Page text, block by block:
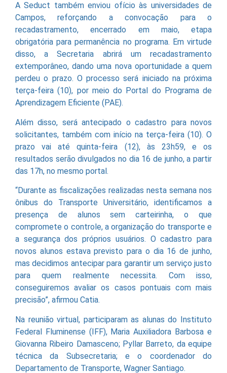
A Seduct também enviou ofício às universidades de
Campos, reforçando a convocação para o
recadastramento, encerrado em maio, etapa
obrigatória para permanência no programa. Em virtude
disso, a Secretaria abrirá um recadastramento
extemporâneo, dando uma nova oportunidade a quem
perdeu o prazo. O processo será iniciado na próxima
terça-feira (10), por meio do Portal do Programa de
Aprendizagem Eficiente (PAE).
Além disso, será antecipado o cadastro para novos
solicitantes, também com início na terça-feira (10). O
prazo vai até quinta-feira (12), às 23h59, e os
resultados serão divulgados no dia 16 de junho, a partir
das 17h, no mesmo portal.
“Durante as fiscalizações realizadas nesta semana nos
ônibus do Transporte Universitário, identificamos a
presença de alunos sem carteirinha, o que
compromete o controle, a organização do transporte e
a segurança dos próprios usuários. O cadastro para
novos alunos estava previsto para o dia 16 de junho,
mas decidimos antecipar para garantir um serviço justo
para quem realmente necessita. Com isso,
conseguiremos avaliar os casos pontuais com mais
precisão”, afirmou Catia.
Na reunião virtual, participaram as alunas do Instituto
Federal Fluminense (IFF), Maria Auxiliadora Barbosa e
Giovanna Ribeiro Damasceno; Pyllar Barreto, da equipe
técnica da Subsecretaria; e o coordenador do
Departamento de Transporte, Wagner Santiago.